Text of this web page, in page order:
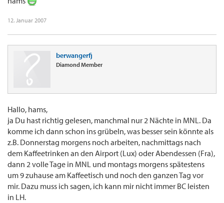
12. Januar 2007
berwangerfj
Diamond Member
Hallo, hams,
ja Du hast richtig gelesen, manchmal nur 2 Nächte in MNL. Da
komme ich dann schon ins grübeln, was besser sein könnte als
z.B. Donnerstag morgens noch arbeiten, nachmittags nach
dem Kaffeetrinken an den Airport (Lux) oder Abendessen (Fra),
dann 2 volle Tage in MNL und montags morgens spätestens
um 9 zuhause am Kaffeetisch und noch den ganzen Tag vor
mir. Dazu muss ich sagen, ich kann mir nicht immer BC leisten
in LH.